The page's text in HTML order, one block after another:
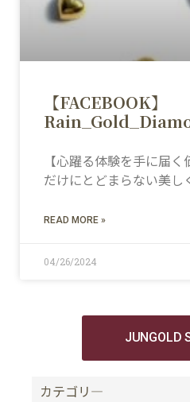
【FACEBOOK】
【心躍る体験を手に届く
だけにとどまらない美し
READ MORE »
04/26/2024
JUNGOLD
カテゴリ―